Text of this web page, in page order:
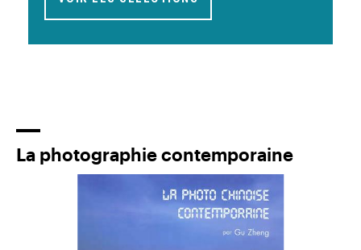
La photographie contemporaine